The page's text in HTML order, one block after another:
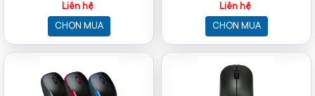
Liên hệ
CHỌN MUA
Liên hệ
CHỌN MUA